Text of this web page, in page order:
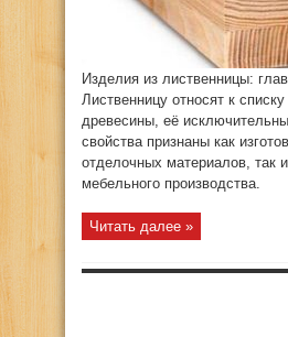
Изделия из лиственницы:
Лиственницу относят к
древесины, её
свойства признаны как
отделочных материалов, так
мебельного производства.
Читать далее »